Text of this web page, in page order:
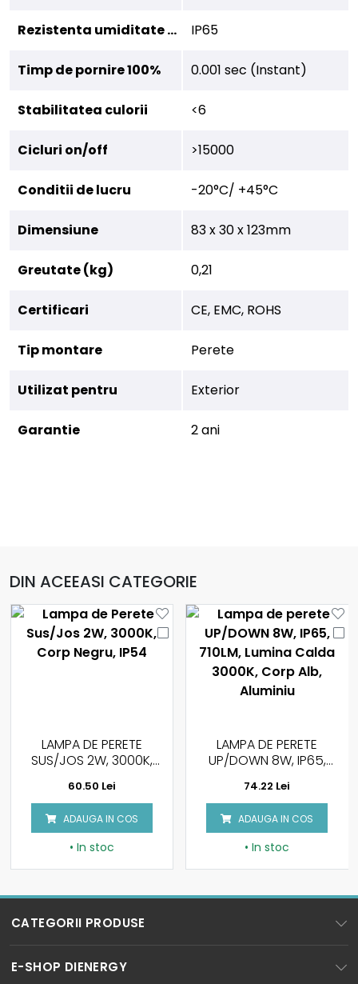
Rezistenta umiditate (IP) IP65
Timp de pornire 100% 0.001 sec (Instant)
Stabilitatea culorii <6
Cicluri on/off >15000
Conditii de lucru -20°C/ +45°C
Dimensiune 83 x 30 x 123mm
Greutate (kg) 0,21
Certificari CE, EMC, ROHS
Tip montare Perete
Utilizat pentru Exterior
Garantie 2 ani
DIN ACEEASI CATEGORIE
LAMPA DE PERETE
SUS/JOS 2W, 3000K,
60.50 Lei
ADAUGA IN COS
• In stoc
LAMPA DE PERETE
UP/DOWN 8W, IP65,
3000K, CORP ALB,
ALUMINIU
74.22 Lei
ADAUGA IN COS
• In stoc
CATEGORII PRODUSE
BECURI LED
E-SHOP DIENERGY